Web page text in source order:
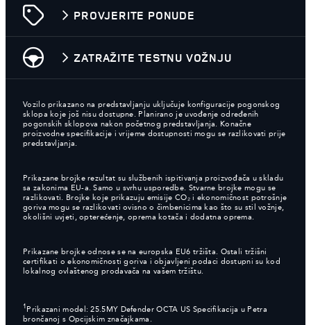
PROVJERITE PONUDE
ZATRAŽITE TESTNU VOŽNJU
Vozilo prikazano na predstavljanju uključuje konfiguracije pogonskog
sklopa koje još nisu dostupne. Planirano je uvođenje određenih
pogonskih sklopova nakon početnog predstavljanja. Konačne
proizvodne specifikacije i vrijeme dostupnosti mogu se razlikovati prije
predstavljanja.
Prikazane brojke rezultat su službenih ispitivanja proizvođača u skladu
sa zakonima EU-a. Samo u svrhu usporedbe. Stvarne brojke mogu se
razlikovati. Brojke koje prikazuju emisije CO₂ i ekonomičnost potrošnje
goriva mogu se razlikovati ovisno o čimbenicima kao što su stil vožnje,
okolišni uvjeti, opterećenje, oprema kotača i dodatna oprema.
Prikazane brojke odnose se na europska EU6 tržišta. Ostali tržišni
certifikati o ekonomičnosti goriva i objavljeni podaci dostupni su kod
lokalnog ovlaštenog prodavača na vašem tržištu.
1 Prikazani model: 25.5MY Defender OCTA US Specifikacija u Petra
brončanoj s Opcijskim značajkama.